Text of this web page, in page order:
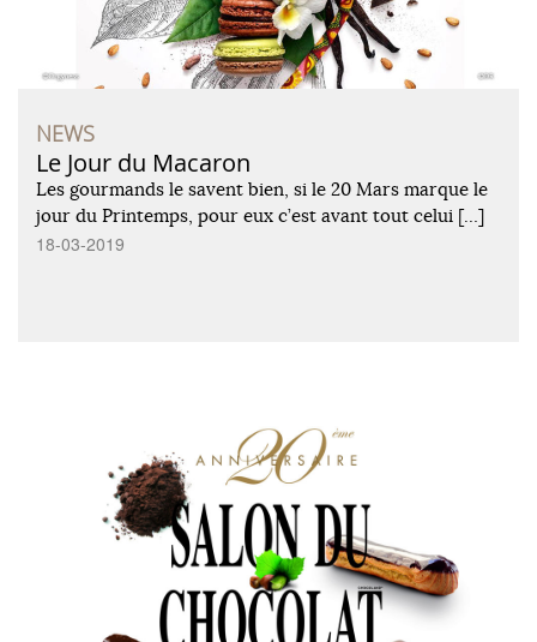
NEWS
Le Jour du Macaron
Les gourmands le savent bien, si le 20 Mars marque le
jour du Printemps, pour eux c’est avant tout celui […]
18-03-2019